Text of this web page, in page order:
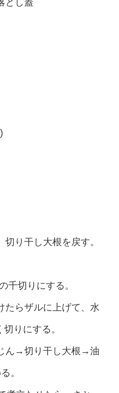
し蓋
り干し大根を戻す。
千切りにする。
らザルに上げて、水
りにする。
ん→切り干し大根→油
。